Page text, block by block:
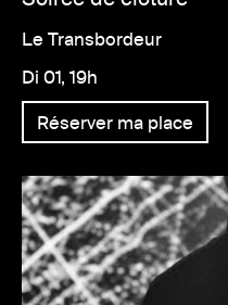
Le Transbordeur
Di 01, 19h
Réserver ma place